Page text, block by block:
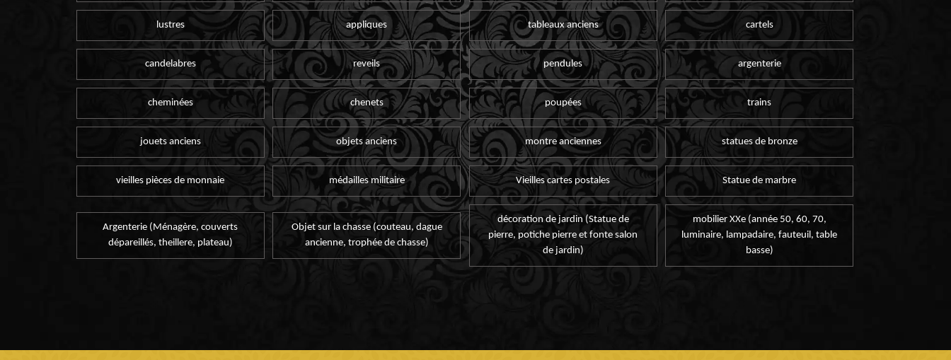
lustres appliques tableaux anciens cartels
candelabres reveils pendules argenterie
cheminées chenets poupées trains
jouets anciens objets anciens montre anciennes statues de bronze
vieilles pièces de monnaie médailles militaire Vieilles cartes postales Statue de marbre
Argenterie (Ménagère, couverts
dépareillés, theillere, plateau)
Objet sur la chasse (couteau, dague
ancienne, trophée de chasse)
décoration de jardin (Statue de
pierre, potiche pierre et fonte salon
de jardin)
mobilier XXe (année 50, 60, 70,
luminaire, lampadaire, fauteuil, table
basse)